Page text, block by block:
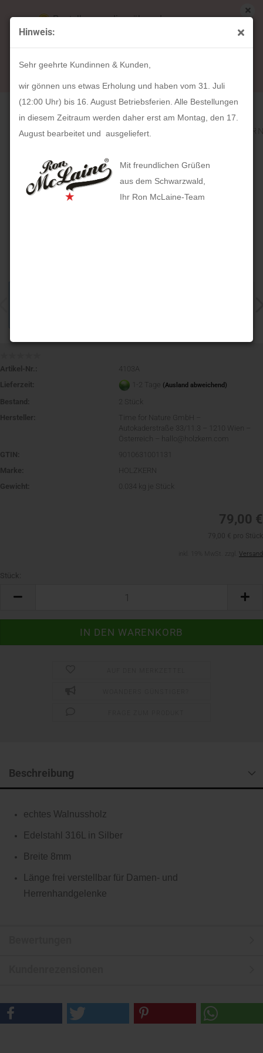
Hinweis:
Sehr geehrte Kundinnen & Kunden,
wir gönnen uns etwas Erholung und haben vom 31. Juli
(12:00 Uhr) bis 16. August Betriebsferien. Alle Bestellungen
in diesem Zeitraum werden daher erst am Montag, den 17.
August bearbeitet und ausgeliefert.
Mit freundlichen Grüßen
aus dem Schwarzwald,
Ihr Ron McLaine-Team
Bestellungen die während unserer
Betriebsferien (31. Juli ab 12:00 Uhr bis 16.
August) aufgegeben werden, werden ab Montag,
17. August bearbeitet und versendet.
« Erster « zurück weiter »
Letzter »
Artikel in dieser Kategorie
HOLZKERN Allegro (Walnuss / Silber)
Artikel-Nr.:
4103A
Lieferzeit:
1-2 Tage (Ausland abweichend)
Bestand:
Stück
Hersteller:
Time for Nature GmbH –
Autokaderstraße 33/11.3 – 1210 Wien –
Österreich – hallo@holzkern.com
GTIN:
9010631001131
Marke:
HOLZKERN
Gewicht:
0.034 kg je Stück
79,00 €
Versand
Stück:
Beschreibung
echtes Walnussholz
Edelstahl 316L in Silber
Breite 8mm
Länge frei verstellbar für Damen- und
Herrenhandgelenke